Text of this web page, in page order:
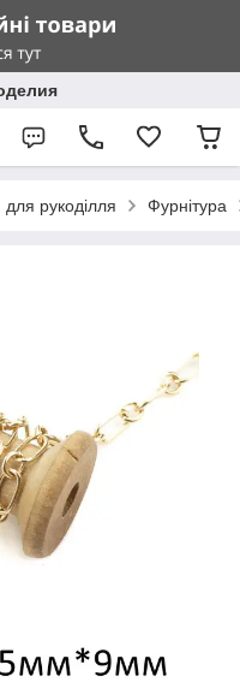
рукоділля Фурнітура